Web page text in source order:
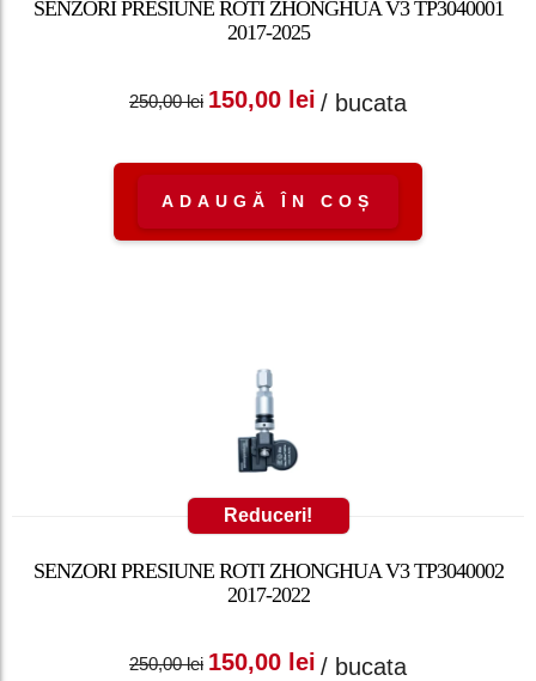
SENZORI PRESIUNE ROTI ZHONGHUA V3 TP3040001
2017-2025
250,00lei
Prețul inițial a fost:
150,00 lei
Prețul curent
/ bucata
ADAUGĂ ÎN COȘ
Reduceri!
SENZORI PRESIUNE ROTI ZHONGHUA V3 TP3040002
2017-2022
250,00lei Prețul inițial a fost:
150,00 lei Prețul curent
/ bucata